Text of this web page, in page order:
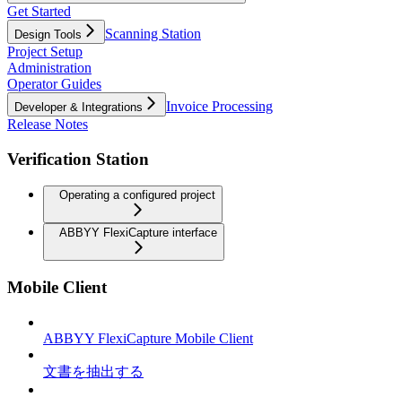
Get Started
Design Tools
Scanning Station
Project Setup
Administration
Operator Guides
Developer & Integrations
Invoice Processing
Release Notes
Verification Station
Operating a configured project
ABBYY FlexiCapture interface
Mobile Client
ABBYY FlexiCapture Mobile Client
文書を抽出する